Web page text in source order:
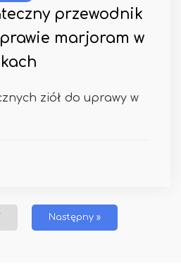
przewodnik
marjoram w
ziół do uprawy w
Następny »